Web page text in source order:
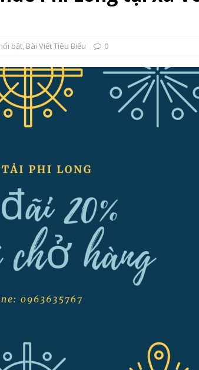
bật, Bài Viết Tiêu Biểu 0